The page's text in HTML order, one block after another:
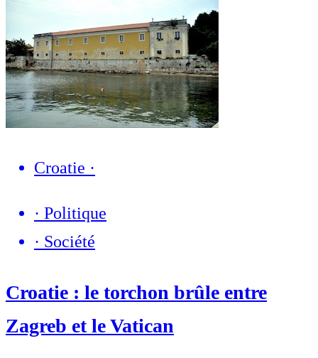
Croatie ·
· Politique
· Société
Croatie : le torchon brûle entre
Zagreb et le Vatican